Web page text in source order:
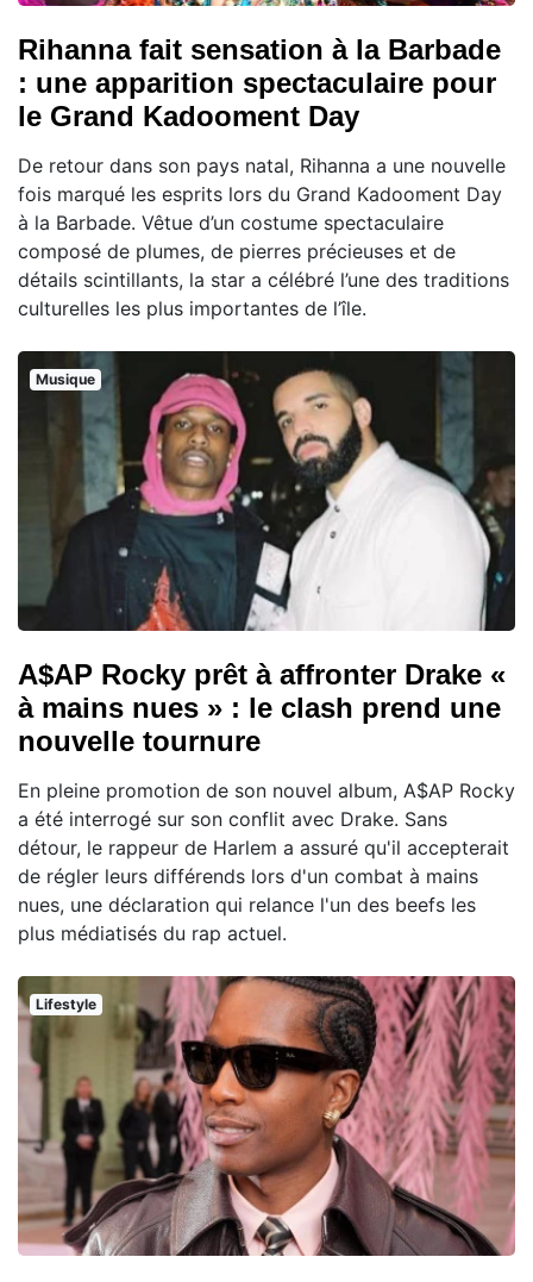
Rihanna fait sensation à la Barbade
: une apparition spectaculaire pour
le Grand Kadooment Day
De retour dans son pays natal, Rihanna a une nouvelle
fois marqué les esprits lors du Grand Kadooment Day
à la Barbade. Vêtue d’un costume spectaculaire
composé de plumes, de pierres précieuses et de
détails scintillants, la star a célébré l’une des traditions
culturelles les plus importantes de l’île.
Musique
A$AP Rocky prêt à affronter Drake «
à mains nues » : le clash prend une
nouvelle tournure
En pleine promotion de son nouvel album, A$AP Rocky
a été interrogé sur son conflit avec Drake. Sans
détour, le rappeur de Harlem a assuré qu'il accepterait
de régler leurs différends lors d'un combat à mains
nues, une déclaration qui relance l'un des beefs les
plus médiatisés du rap actuel.
Lifestyle